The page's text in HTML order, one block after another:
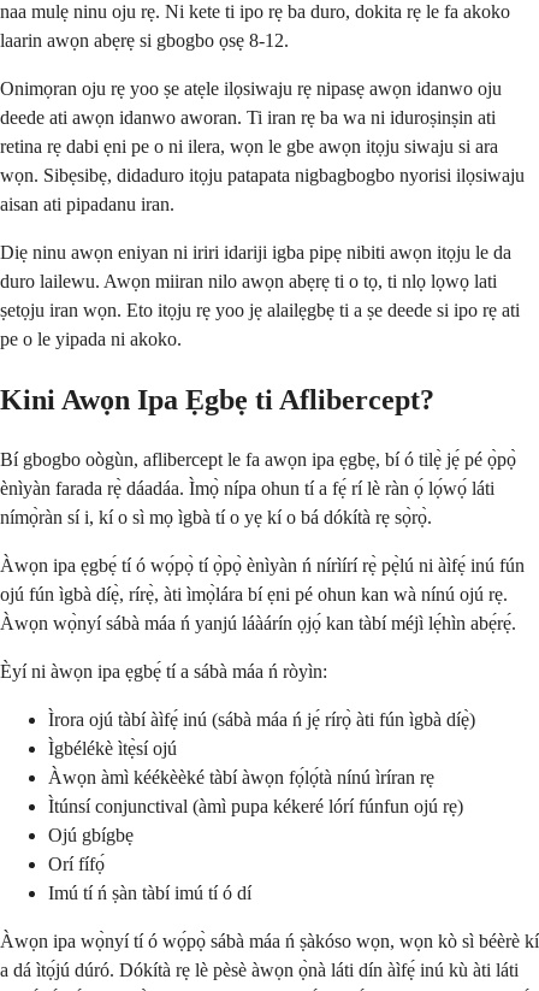
naa mulẹ ninu oju rẹ. Ni kete ti ipo rẹ ba duro, dokita rẹ le fa akoko
laarin awọn abẹrẹ si gbogbo ọsẹ 8-12.
Onimọran oju rẹ yoo ṣe atẹle ilọsiwaju rẹ nipasẹ awọn idanwo oju
deede ati awọn idanwo aworan. Ti iran rẹ ba wa ni iduroṣinṣin ati
retina rẹ dabi ẹni pe o ni ilera, wọn le gbe awọn itọju siwaju si ara
wọn. Sibẹsibẹ, didaduro itọju patapata nigbagbogbo nyorisi ilọsiwaju
aisan ati pipadanu iran.
Diẹ ninu awọn eniyan ni iriri idariji igba pipẹ nibiti awọn itọju le da
duro lailewu. Awọn miiran nilo awọn abẹrẹ ti o tọ, ti nlọ lọwọ lati
ṣetọju iran wọn. Eto itọju rẹ yoo jẹ alailẹgbẹ ti a ṣe deede si ipo rẹ ati
pe o le yipada ni akoko.
Kini Awọn Ipa Ẹgbẹ ti Aflibercept?
Bí gbogbo oògùn, aflibercept le fa awọn ipa ẹgbẹ, bí ó tilẹ̀ jẹ́ pé ọ̀pọ̀
ènìyàn farada rẹ̀ dáadáa. Ìmọ̀ nípa ohun tí a fẹ́ rí lè ràn ọ́ lọ́wọ́ láti
nímọ̀ràn sí i, kí o sì mọ ìgbà tí o yẹ kí o bá dókítà rẹ sọ̀rọ̀.
Àwọn ipa ẹgbẹ́ tí ó wọ́pọ̀ tí ọ̀pọ̀ ènìyàn ń nírìírí rẹ̀ pẹ̀lú ni àìfẹ́ inú fún
ojú fún ìgbà díẹ̀, rírẹ̀, àti ìmọ̀lára bí ẹni pé ohun kan wà nínú ojú rẹ.
Àwọn wọ̀nyí sábà máa ń yanjú láàárín ọjọ́ kan tàbí méjì lẹ́hìn abẹ́rẹ́.
Èyí ni àwọn ipa ẹgbẹ́ tí a sábà máa ń ròyìn:
Ìrora ojú tàbí àìfẹ́ inú (sábà máa ń jẹ́ rírọ̀ àti fún ìgbà díẹ̀)
Ìgbélékè ìtẹ̀sí ojú
Àwọn àmì kéékèèké tàbí àwọn fọ́lọ́tà nínú ìríran rẹ
Ìtúnsí conjunctival (àmì pupa kékeré lórí fúnfun ojú rẹ)
Ojú gbígbẹ
Orí fífọ́
Imú tí ń ṣàn tàbí imú tí ó dí
Àwọn ipa wọ̀nyí tí ó wọ́pọ̀ sábà máa ń ṣàkóso wọn, wọn kò sì béèrè kí
a dá ìtọ́jú dúró. Dókítà rẹ lè pèsè àwọn ọ̀nà láti dín àìfẹ́ inú kù àti láti